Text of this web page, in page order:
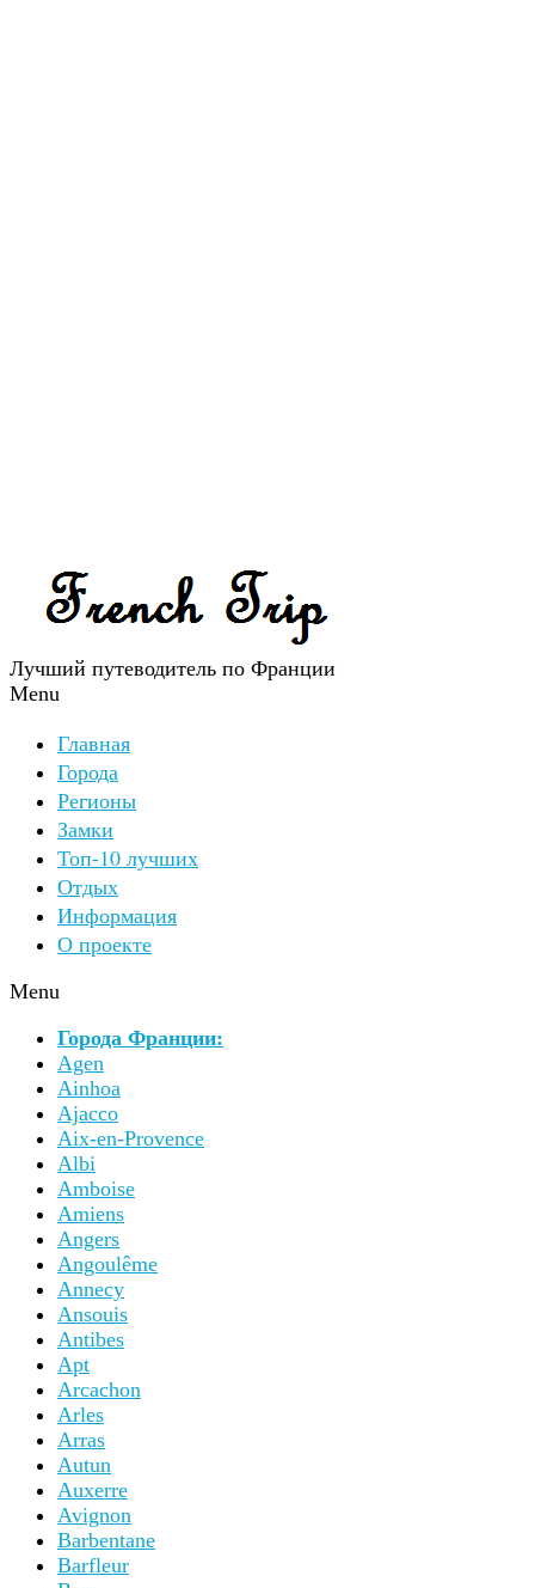
Лучший путеводитель по Франции
Menu
Главная
Города
Регионы
Замки
Топ-10 лучших
Отдых
Информация
О проекте
Menu
Города Франции:
Agen
Ainhoa
Ajacco
Aix-en-Provence
Albi
Amboise
Amiens
Angers
Angoulême
Annecy
Ansouis
Antibes
Apt
Arcachon
Arles
Arras
Autun
Auxerre
Avignon
Barbentane
Barfleur